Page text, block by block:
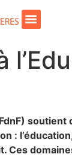
soutient
:
Ces